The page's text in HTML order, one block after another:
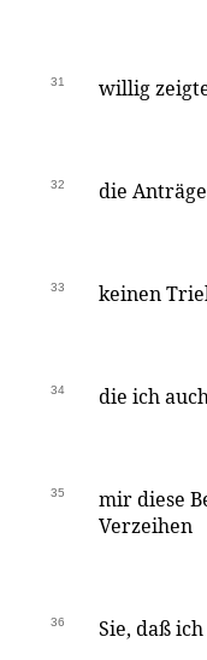
31 willig
32 die
33 keinen
34 die ich
35
mir diese
Verzeihen
36 Sie, daß